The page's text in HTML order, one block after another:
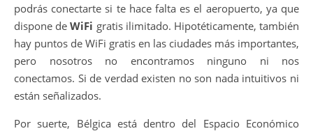
podrás conectarte si te hace falta es el aeropuerto, ya que
dispone deWiFi gratis ilimitado. Hipotéticamente, también
hay puntos de WiFi gratis en las ciudades más importantes,
pero nosotros no encontramos ninguno ni nos
conectamos. Si de verdad existen no son nada intuitivos ni
están señalizados.
Por suerte, Bélgica está dentro del Espacio Económico